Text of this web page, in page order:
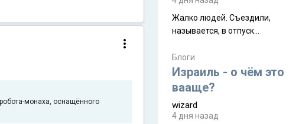
монаха, оснащённого
Жалко людей. Съездили,
называется, в отпуск...
Блоги
Израиль - о чём это
вааще?
wizard
4 дня назад